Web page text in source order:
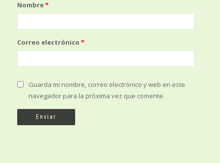
Nombre*
Correo electrónico *
Guarda mi nombre, correo electrónico y web en este
navegador para la próxima vez que comente.